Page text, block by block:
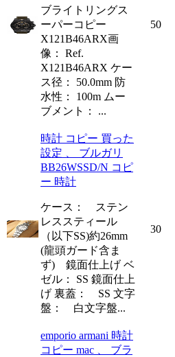
ブライトリングス
ーパーコピー
X121B46ARX画
像： Ref.
X121B46ARX ケー
ス径： 50.0mm 防
水性： 100m ムー
ブメント： ...
50
時計 コピー 買った
設定 、 ブルガリ
BB26WSSD/N コピ
ー 時計
ケース： ステン
レススティール
（以下SS)約26mm
(龍頭ガード含ま
ず) 鏡面仕上げ ベ
ゼル： SS 鏡面仕上
げ 裏蓋： SS 文字
盤： 白文字盤...
30
emporio armani 時計
コピー mac 、 ブラ